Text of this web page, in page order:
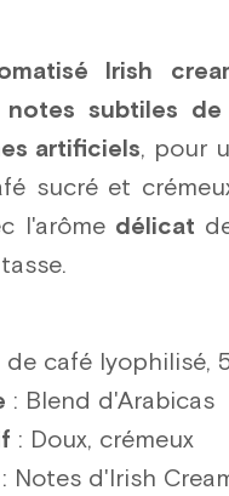
Irish
notes subtiles
artificiels, pour
sucré et
l'arôme délicat
de café lyophilisé,
: Blend d'Arabicas
: Doux, crémeux
: Notes d'Irish